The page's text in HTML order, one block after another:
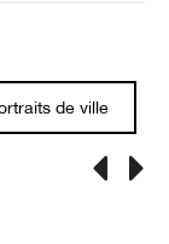
de ville